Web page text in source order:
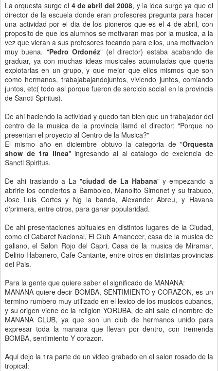
La orquesta surge el 4 de abril del 2008, y la idea surge ya que el
director de la escuela donde eran profesores pregunta para hacer
una actividad por el dia de los pioneros que es el 4 de abril, con
proposito de que los alumnos se motivaran mas por la musica, a la
vez que vieran a sus profesores tocando para ellos, una motivacion
muy buena. "Pedro Ordonéz" (el director) estaba acabando de
graduar, ya con muchas ideas musicales acumuladas que queria
explotarlas en un grupo, y que mejor que ellos mismos que son
como hermanos, trabajabajandojuntos, viviendo juntos, comiando
juntos, etc( todo asi porque fueron de sercicio social en la provincia
de Sancti Spiritus).
De ahi haciendo la actividad y quedo tan bien que un trabajador del
centro de la musica de la provincia llamó el director: "Porque no
presentan el proyecto al Centro de la Musica?"
El mismo año en diciembre obtuvo la categoria de "Orquesta
show de 1ra linea" ingresando al al catalogo de exelencia de
Sancti Spiritus.
De ahi traslando a La "ciudad de La Habana" y empezando a
abrirle los conciertos a Bamboleo, Manolito Simonet y su trabuco,
Jose Luis Cortes y Ng la banda, Alexander Abreu, y Havana
d'primera, entre otros, para ganar popularidad.
De ahi presentaciones abituales en distintos lugares de la Ciudad,
como el Cabaret Nacional, El Club Amanecer, casa de la musica de
galiano, el Salon Rojo del Capri, Casa de la musica de Miramar,
Delirio Habanero, Cafe Cantante, entre otros en distintas provincias
del Pais.
Para la gente que quiere saber el significado de MANANA:
MANANA quiere decir BOMBA, SENTIMIENTO y CORAZON, es un
termino rumbero muy utilizado en el lexico de los musicos cubanos,
y su origen viene de la religion YORUBA, de ahi sale el nombre de
MANANA CLUB, ya que son un club de hermanos unido para
expresar toda la manana que llevan por dentro, con tremenda
BOMBA, sentimiento Y corazon.
Aqui dejo la 1ra parte de un video grabado en el salon rosado de la
tropical: